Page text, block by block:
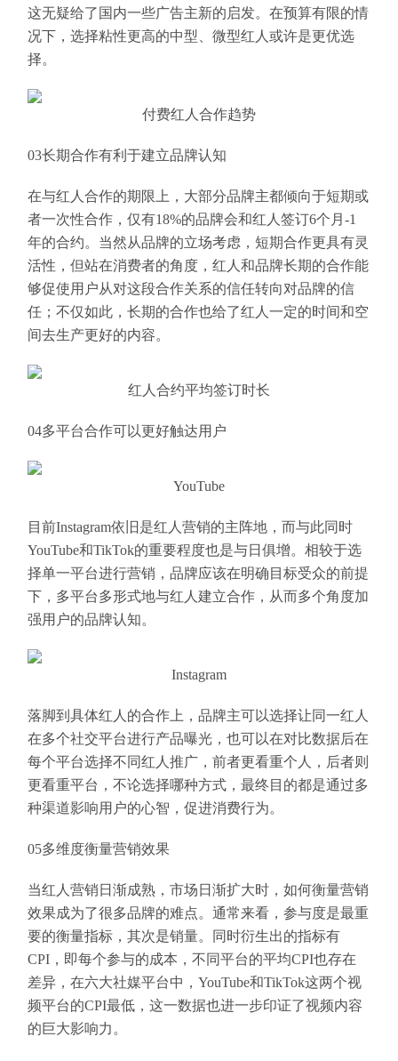
这无疑给了国内一些广告主新的启发。在预算有限的情
况下，选择粘性更高的中型、微型红人或许是更优选
择。
付费红人合作趋势
03长期合作有利于建立品牌认知
在与红人合作的期限上，大部分品牌主都倾向于短期或
者一次性合作，仅有18%的品牌会和红人签订6个月-1
年的合约。当然从品牌的立场考虑，短期合作更具有灵
活性，但站在消费者的角度，红人和品牌长期的合作能
够促使用户从对这段合作关系的信任转向对品牌的信
任；不仅如此，长期的合作也给了红人一定的时间和空
间去生产更好的内容。
红人合约平均签订时长
04多平台合作可以更好触达用户
YouTube
目前Instagram依旧是红人营销的主阵地，而与此同时
YouTube和TikTok的重要程度也是与日俱增。相较于选
择单一平台进行营销，品牌应该在明确目标受众的前提
下，多平台多形式地与红人建立合作，从而多个角度加
强用户的品牌认知。
Instagram
落脚到具体红人的合作上，品牌主可以选择让同一红人
在多个社交平台进行产品曝光，也可以在对比数据后在
每个平台选择不同红人推广，前者更看重个人，后者则
更看重平台，不论选择哪种方式，最终目的都是通过多
种渠道影响用户的心智，促进消费行为。
05多维度衡量营销效果
当红人营销日渐成熟，市场日渐扩大时，如何衡量营销
效果成为了很多品牌的难点。通常来看，参与度是最重
要的衡量指标，其次是销量。同时衍生出的指标有
CPI，即每个参与的成本，不同平台的平均CPI也存在
差异，在六大社媒平台中，YouTube和TikTok这两个视
频平台的CPI最低，这一数据也进一步印证了视频内容
的巨大影响力。